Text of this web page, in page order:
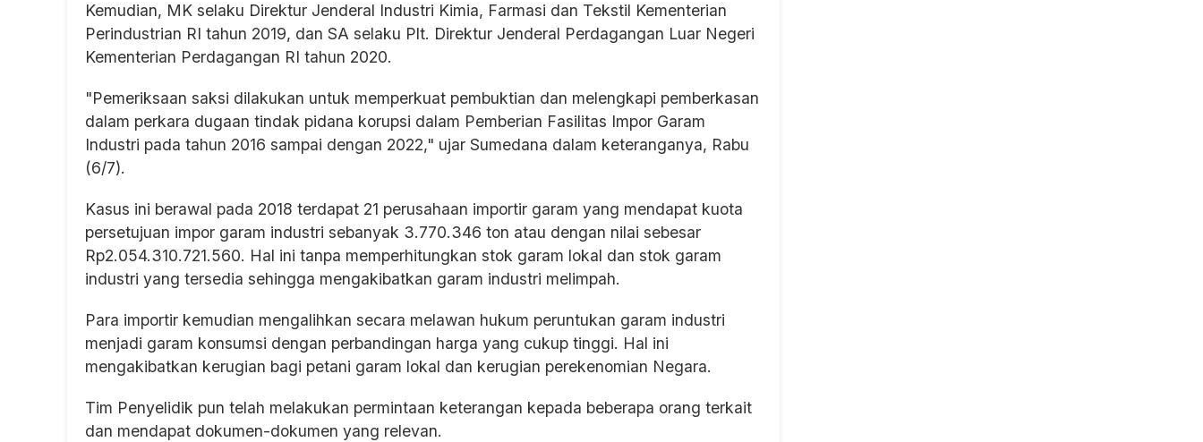
Kemudian, MK selaku Direktur Jenderal Industri Kimia, Farmasi dan Tekstil Kementerian
Perindustrian RI tahun 2019, dan SA selaku Plt. Direktur Jenderal Perdagangan Luar Negeri
Kementerian Perdagangan RI tahun 2020.
"Pemeriksaan saksi dilakukan untuk memperkuat pembuktian dan melengkapi pemberkasan
dalam perkara dugaan tindak pidana korupsi dalam Pemberian Fasilitas Impor Garam
Industri pada tahun 2016 sampai dengan 2022," ujar Sumedana dalam keteranganya, Rabu
(6/7).
Kasus ini berawal pada 2018 terdapat 21 perusahaan importir garam yang mendapat kuota
persetujuan impor garam industri sebanyak 3.770.346 ton atau dengan nilai sebesar
Rp2.054.310.721.560. Hal ini tanpa memperhitungkan stok garam lokal dan stok garam
industri yang tersedia sehingga mengakibatkan garam industri melimpah.
Para importir kemudian mengalihkan secara melawan hukum peruntukan garam industri
menjadi garam konsumsi dengan perbandingan harga yang cukup tinggi. Hal ini
mengakibatkan kerugian bagi petani garam lokal dan kerugian perekenomian Negara.
Tim Penyelidik pun telah melakukan permintaan keterangan kepada beberapa orang terkait
dan mendapat dokumen-dokumen yang relevan.